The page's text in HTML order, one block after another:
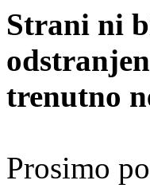
Strani ni
trenutno
Prosimo